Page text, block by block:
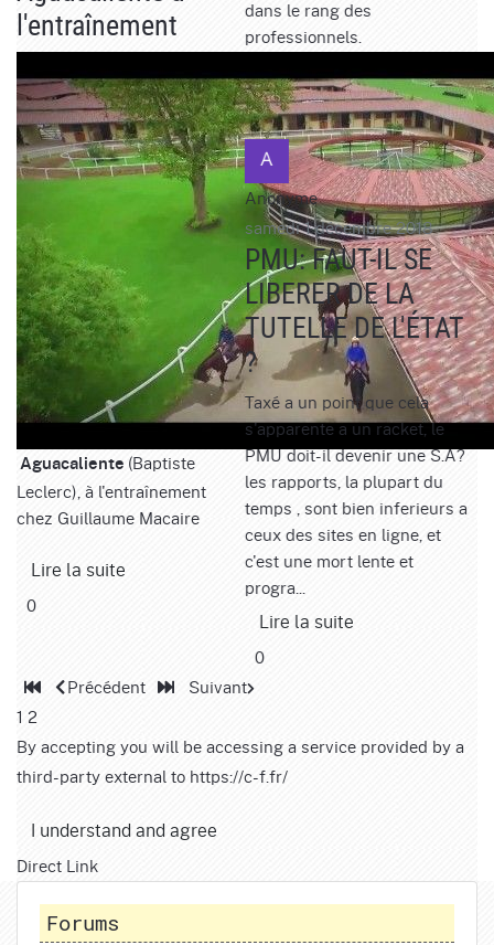
dans le rang des
professionnels.
Lire la suite
0
l'entraînement
Aguacaliente (Baptiste
Leclerc), à l'entraînement
chez Guillaume Macaire
Lire la suite
0
Anonyme
samedi 1 décembre 2018
PMU: FAUT-IL SE
LIBERER DE LA
TUTELLE DE L'ÉTAT
?
​Taxé a un point que cela
s'apparente a un racket, le
PMU doit-il devenir une S.A?
les rapports, la plupart du
temps , sont bien inferieurs a
ceux des sites en ligne, et
c'est une mort lente et
progra...
Lire la suite
0
Précédent
Suivant
1 2
By accepting you will be accessing a service provided by a
third-party external to https://c-f.fr/
I understand and agree
Direct Link
Forums